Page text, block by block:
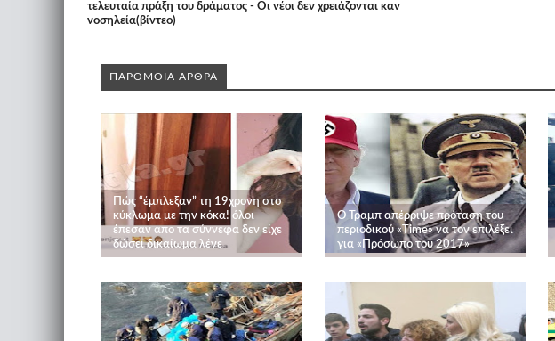
τελευταία πράξη του δράματος - Οι νέοι δεν χρειάζονται καν
νοσηλεία(βίντεο)
ΠΑΡΟΜΟΙΑ ΑΡΘΡΑ
Πώς “έμπλεξαν” τη 19χρονη στο
κύκλωμα με την κόκα! όλοι
έπεσαν απο τα σύννεφα δεν είχε
δώσει δικαίωμα λένε
Ο Τραμπ απέρριψε πρόταση του
περιοδικού «Time» να τον επιλέξει
για «Πρόσωπο του 2017»